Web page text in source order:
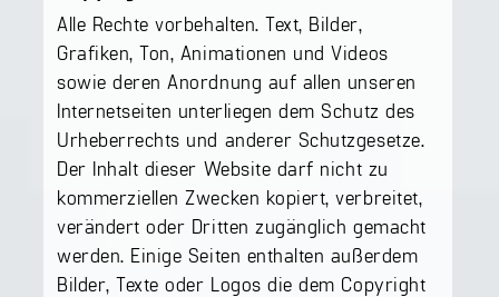
Alle Rechte vorbehalten. Text, Bilder,
Grafiken, Ton, Animationen und Videos
sowie deren Anordnung auf allen unseren
Internetseiten unterliegen dem Schutz des
Urheberrechts und anderer Schutzgesetze.
Der Inhalt dieser Website darf nicht zu
kommerziellen Zwecken kopiert, verbreitet,
verändert oder Dritten zugänglich gemacht
werden. Einige Seiten enthalten außerdem
Bilder, Texte oder Logos die dem Copyright